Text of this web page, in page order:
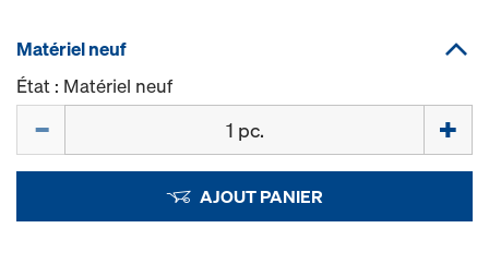
Matériel neuf
État : Matériel neuf
AJOUT PANIER